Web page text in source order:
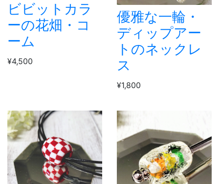
ビビットカラ
ーの花畑・コ
ーム
¥4,500
優雅な一輪・
ディップアー
トのネックレ
ス
¥1,800